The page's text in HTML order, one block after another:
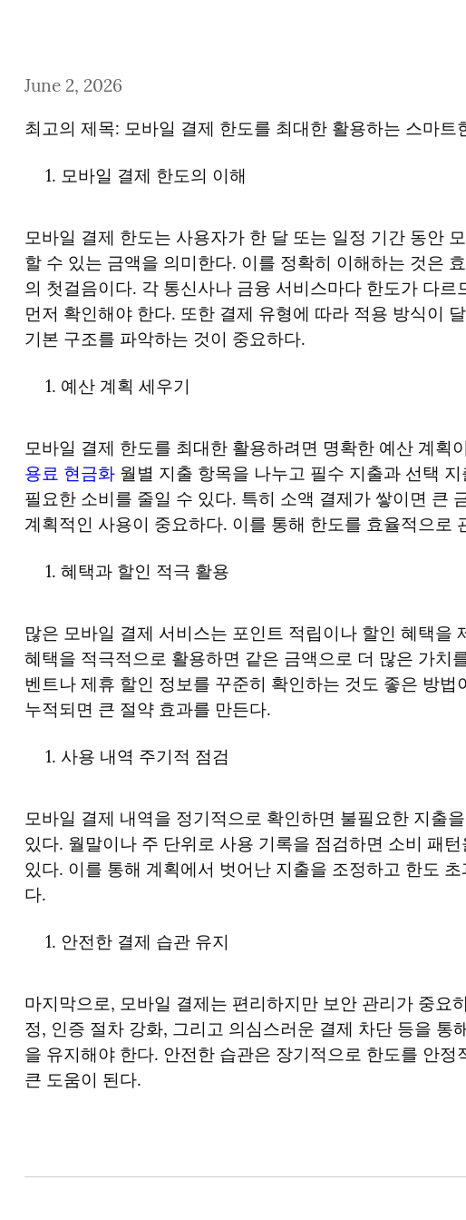
June 2, 2026
최고의 제목: 모바일 결제 한도를 최대한 활용하는 스마트
모바일 결제 한도의 이해
모바일 결제 한도는 사용자가 한 달 또는 일정 기간 동안
할 수 있는 금액을 의미한다. 이를 정확히 이해하는 것은
의 첫걸음이다. 각 통신사나 금융 서비스마다 한도가 다르
먼저 확인해야 한다. 또한 결제 유형에 따라 적용 방식이
기본 구조를 파악하는 것이 중요하다.
예산 계획 세우기
모바일 결제 한도를 최대한 활용하려면 명확한 예산 계획
용료 현금화 월별 지출 항목을 나누고 필수 지출과 선택
필요한 소비를 줄일 수 있다. 특히 소액 결제가 쌓이면 큰
계획적인 사용이 중요하다. 이를 통해 한도를 효율적으로
혜택과 할인 적극 활용
많은 모바일 결제 서비스는 포인트 적립이나 할인 혜택을
혜택을 적극적으로 활용하면 같은 금액으로 더 많은 가치
벤트나 제휴 할인 정보를 꾸준히 확인하는 것도 좋은 방법
누적되면 큰 절약 효과를 만든다.
사용 내역 주기적 점검
모바일 결제 내역을 정기적으로 확인하면 불필요한 지출
있다. 월말이나 주 단위로 사용 기록을 점검하면 소비 패
있다. 이를 통해 계획에서 벗어난 지출을 조정하고 한도
다.
안전한 결제 습관 유지
마지막으로, 모바일 결제는 편리하지만 보안 관리가 중요
정, 인증 절차 강화, 그리고 의심스러운 결제 차단 등을 통
을 유지해야 한다. 안전한 습관은 장기적으로 한도를 안정
큰 도움이 된다.